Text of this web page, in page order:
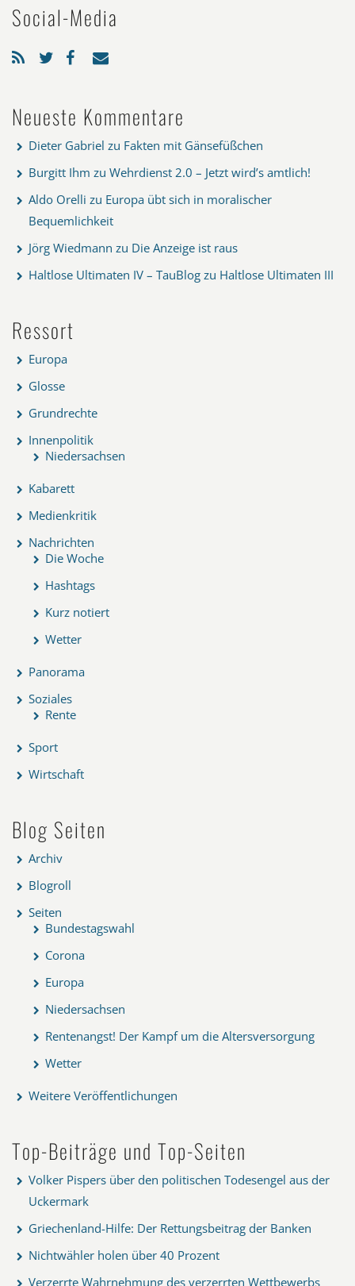
Social-Media
Neueste Kommentare
Dieter Gabriel zu Fakten mit Gänsefüßchen
Burgitt Ihm zu Wehrdienst 2.0 – Jetzt wird’s amtlich!
Aldo Orelli zu Europa übt sich in moralischer
Bequemlichkeit
Jörg Wiedmann zu Die Anzeige ist raus
Haltlose Ultimaten IV – TauBlog zu Haltlose Ultimaten III
Ressort
Europa
Glosse
Grundrechte
Innenpolitik
Niedersachsen
Kabarett
Medienkritik
Nachrichten
Die Woche
Hashtags
Kurz notiert
Wetter
Panorama
Soziales
Rente
Sport
Wirtschaft
Blog Seiten
Archiv
Blogroll
Seiten
Bundestagswahl
Corona
Europa
Niedersachsen
Rentenangst! Der Kampf um die Altersversorgung
Wetter
Weitere Veröffentlichungen
Top-Beiträge und Top-Seiten
Volker Pispers über den politischen Todesengel aus der
Uckermark
Griechenland-Hilfe: Der Rettungsbeitrag der Banken
Nichtwähler holen über 40 Prozent
Verzerrte Wahrnehmung des verzerrten Wettbewerbs